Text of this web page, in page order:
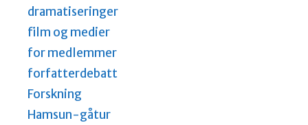
dramatiseringer
film og medier
for medlemmer
forfatterdebatt
Forskning
Hamsun-gåtur